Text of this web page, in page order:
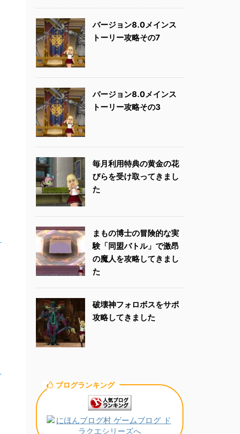
バージョン8.0メインス
トーリー攻略その7
バージョン8.0メインス
トーリー攻略その3
毎月利用特典の黄金の花
びらを受け取ってきまし
た
まもの博士の冒険的な実
験「同盟バトル」で激昂
の魔人を攻略してきまし
た
破壊神フォロボスをサポ
攻略してきました
ブログランキング